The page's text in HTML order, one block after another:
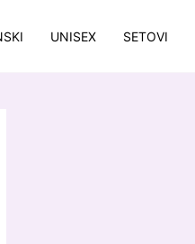
UNISEX SETOVI